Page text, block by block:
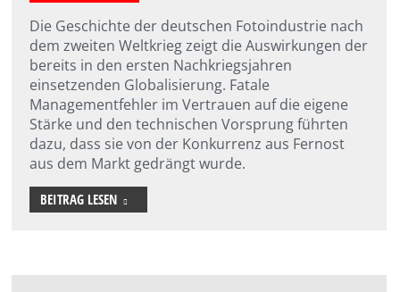
Die Geschichte der deutschen Fotoindustrie nach
dem zweiten Weltkrieg zeigt die Auswirkungen der
bereits in den ersten Nachkriegsjahren
einsetzenden Globalisierung. Fatale
Managementfehler im Vertrauen auf die eigene
Stärke und den technischen Vorsprung führten
dazu, dass sie von der Konkurrenz aus Fernost
aus dem Markt gedrängt wurde.
BEITRAG LESEN